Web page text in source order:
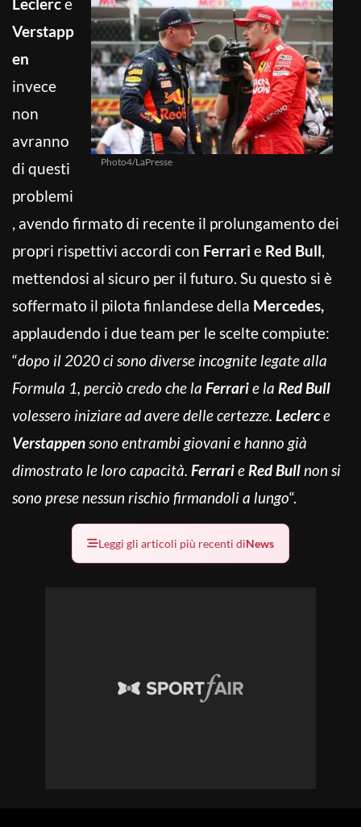
Photo4/LaPresse
Verstapp
en
invece
non
avranno
di questi
problemi
, avendo firmato di recente il prolungamento dei
propri rispettivi accordi con Ferrari e Red Bull,
mettendosi al sicuro per il futuro. Su questo si è
soffermato il pilota finlandese della Mercedes,
applaudendo i due team per le scelte compiute:
“dopo il 2020 ci sono diverse incognite legate alla
Formula 1, perciò credo che la Ferrarie la Red Bull
volessero iniziare ad avere delle certezze. Leclerce
Verstappensono entrambi giovani e hanno già
dimostrato le loro capacità. Ferrarie Red Bullnon si
sono prese nessun rischio firmandoli a lungo“.
Leggi gli articoli più recenti diNews